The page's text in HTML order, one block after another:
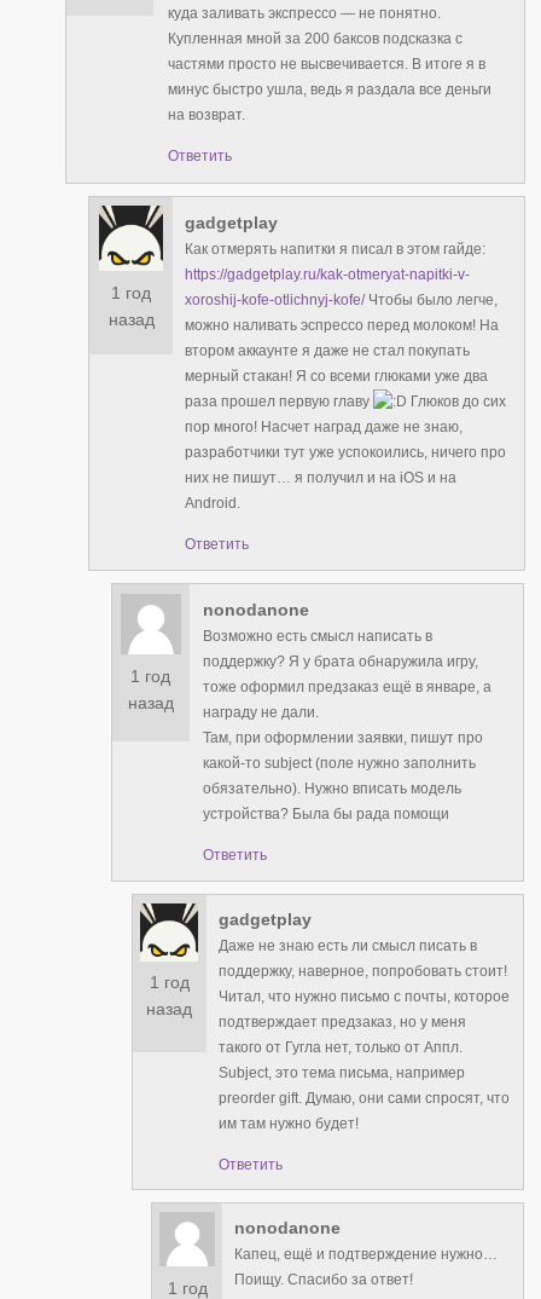
куда заливать экспрессо — не понятно.
Купленная мной за 200 баксов подсказка с
частями просто не высвечивается. В итоге я в
минус быстро ушла, ведь я раздала все деньги
на возврат.
Ответить
1 год
назад
gadgetplay
Как отмерять напитки я писал в этом гайде:
https://gadgetplay.ru/kak-otmeryat-napitki-v-
xoroshij-kofe-otlichnyj-kofe/Чтобы было легче,
можно наливать эспрессо перед молоком! На
втором аккаунте я даже не стал покупать
мерный стакан! Я со всеми глюками уже два
раза прошел первую главу
Глюков до сих
пор много! Насчет наград даже не знаю,
разработчики тут уже успокоились, ничего про
них не пишут… я получил и на iOS и на
Android.
Ответить
1 год
назад
nonodanone
Возможно есть смысл написать в
поддержку? Я у брата обнаружила игру,
тоже оформил предзаказ ещё в январе, а
награду не дали.
Там, при оформлении заявки, пишут про
какой-то subject (поле нужно заполнить
обязательно). Нужно вписать модель
устройства? Была бы рада помощи
Ответить
1 год
назад
gadgetplay
Даже не знаю есть ли смысл писать в
поддержку, наверное, попробовать стоит!
Читал, что нужно письмо с почты, которое
подтверждает предзаказ, но у меня
такого от Гугла нет, только от Аппл.
Subject, это тема письма, например
preorder gift. Думаю, они сами спросят, что
им там нужно будет!
Ответить
1 год
nonodanone
Капец, ещё и подтверждение нужно…
Поищу. Спасибо за ответ!